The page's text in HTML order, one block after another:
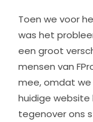
Toen we voor
was het
een groot
mensen van
mee, omdat we
huidige website
tegenover ons